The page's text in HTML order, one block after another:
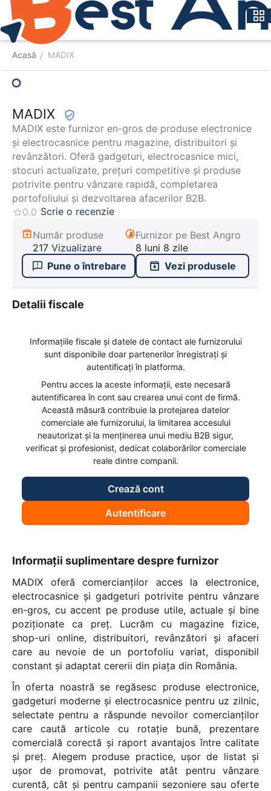
Acasă / MADIX
MADIX
MADIX este furnizor en-gros de produse electronice
și electrocasnice pentru magazine, distribuitori și
revânzători. Oferă gadgeturi, electrocasnice mici,
stocuri actualizate, prețuri competitive și produse
potrivite pentru vânzare rapidă, completarea
portofoliului și dezvoltarea afacerilor B2B.
0.0 Scrie o recenzie
Număr produse
217 Vizualizare
Furnizor pe Best Angro
8 luni 8 zile
Pune o întrebare
Vezi produsele
Detalii fiscale
Informațiile fiscale și datele de contact ale furnizorului
sunt disponibile doar partenerilor înregistrați și
autentificați în platforma.
Pentru acces la aceste informații, este necesară
autentificarea în cont sau crearea unui cont de firmă.
Această măsură contribuie la protejarea datelor
comerciale ale furnizorului, la limitarea accesului
neautorizat și la menținerea unui mediu B2B sigur,
verificat și profesionist, dedicat colaborărilor comerciale
reale dintre companii.
Crează cont
Autentificare
Informații suplimentare despre furnizor
MADIX oferă comercianților acces la electronice,
electrocasnice și gadgeturi potrivite pentru vânzare
en-gros, cu accent pe produse utile, actuale și bine
poziționate ca preț. Lucrăm cu magazine fizice,
shop-uri online, distribuitori, revânzători și afaceri
care au nevoie de un portofoliu variat, disponibil
constant și adaptat cererii din piața din România.
În oferta noastră se regăsesc produse electronice,
gadgeturi moderne și electrocasnice pentru uz zilnic,
selectate pentru a răspunde nevoilor comercianților
care caută articole cu rotație bună, prezentare
comercială corectă și raport avantajos între calitate
și preț. Alegem produse practice, ușor de listat și
ușor de promovat, potrivite atât pentru vânzare
curentă, cât și pentru campanii sezoniere sau oferte
Meniu Caută Coș